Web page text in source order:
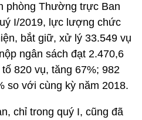
phòng Thường trực Ban
I/2019, lực lượng chức
bắt giữ, xử lý 33.549 vụ
ngân sách đạt 2.470,6
820 vụ, tăng 67%; 982
so với cùng kỳ năm 2018.
chỉ trong quý I, cũng đã